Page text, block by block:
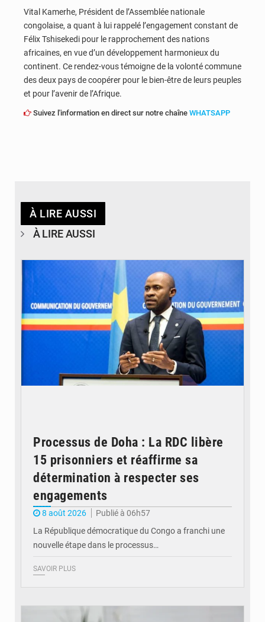
Vital Kamerhe, Président de l’Assemblée nationale
congolaise, a quant à lui rappelé l’engagement constant de
Félix Tshisekedi pour le rapprochement des nations
africaines, en vue d’un développement harmonieux du
continent. Ce rendez-vous témoigne de la volonté commune
des deux pays de coopérer pour le bien-être de leurs peuples
et pour l’avenir de l’Afrique.
Suivez l'information en direct sur notre chaîne WHATSAPP
À LIRE AUSSI
À LIRE AUSSI
Processus de Doha : La RDC libère
15 prisonniers et réaffirme sa
détermination à respecter ses
engagements
8 août 2026
Publié à 06h57
La République démocratique du Congo a franchi une
nouvelle étape dans le processus…
SAVOIR PLUS